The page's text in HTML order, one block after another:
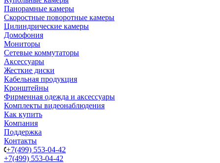
Панорамные камеры
Скоростные поворотные камеры
Цилиндрические камеры
Домофония
Мониторы
Сетевые коммутаторы
Аксессуары
Жесткие диски
Кабельная продукция
Кронштейны
Фирменная одежда и аксессуары
Комплекты видеонаблюдения
Как купить
Компания
Поддержка
Контакты
+7(499) 553-04-42
+7(499) 553-04-42